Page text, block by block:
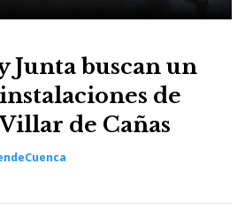
Junta buscan un
de
de Cañas